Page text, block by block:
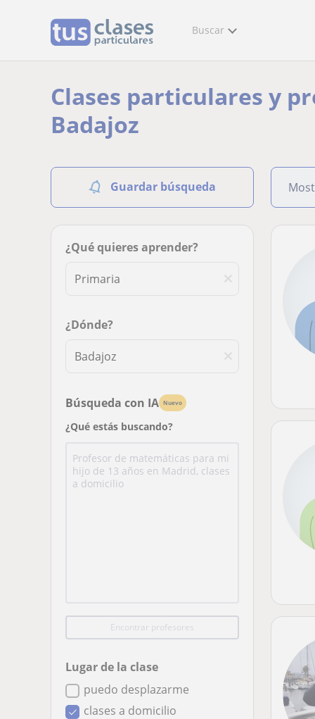
Buscar
Clases particulares y
Badajoz
Guardar búsqueda
¿Qué quieres aprender?
¿Dónde?
Búsqueda con IA Nuevo
¿Qué estás buscando?
Encontrar profesores
Lugar de la clase
puedo desplazarme
clases a domicilio